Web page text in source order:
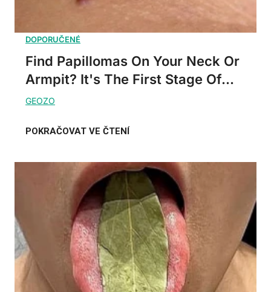
Find Papillomas On Your Neck Or
Armpit? It's The First Stage Of...